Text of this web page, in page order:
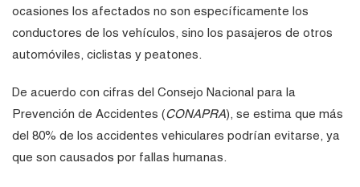
ocasiones los afectados no son específicamente los
conductores de los vehículos, sino los pasajeros de otros
automóviles, ciclistas y peatones.
De acuerdo con cifras del Consejo Nacional para la
Prevención de Accidentes (CONAPRA), se estima que más
del 80% de los accidentes vehiculares podrían evitarse, ya
que son causados por fallas humanas.